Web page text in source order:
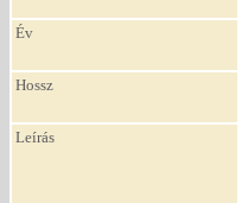
Év
Hossz
Leírás